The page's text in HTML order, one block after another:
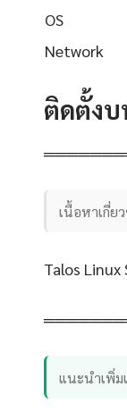
OS
Network
ติดตั้งบ
เนื้อหาเกี่ย
Talos
แนะนำเพิ่